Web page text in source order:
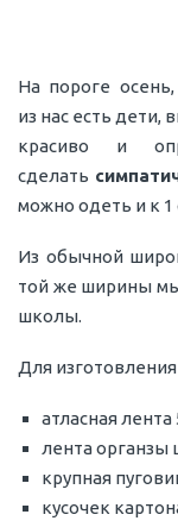
На пороге
из нас есть дети,
красиво и
сделать
можно одеть и к 1
Из обычной
той же ширины
школы.
Для
атласная лента
лента органзы
крупная
кусочек